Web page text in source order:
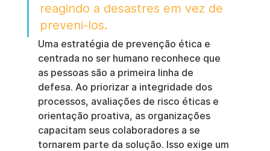
reagindo a desastres em vez de
preveni-los.
Uma estratégia de prevenção ética e
centrada no ser humano reconhece que
as pessoas são a primeira linha de
defesa. Ao priorizar a integridade dos
processos, avaliações de risco éticas e
orientação proativa, as organizações
capacitam seus colaboradores a se
tornarem parte da solução. Isso exige um